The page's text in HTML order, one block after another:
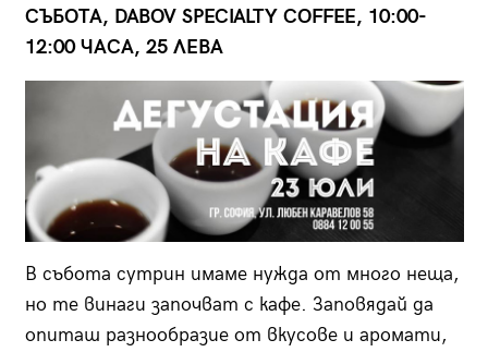
СЪБОТА, DABOV SPECIALTY COFFEE, 10:00-
12:00 ЧАСА, 25 ЛЕВА
В събота сутрин имаме нужда от много неща,
но те винаги започват с кафе. Заповядай да
опиташ разнообразие от вкусове и аромати,